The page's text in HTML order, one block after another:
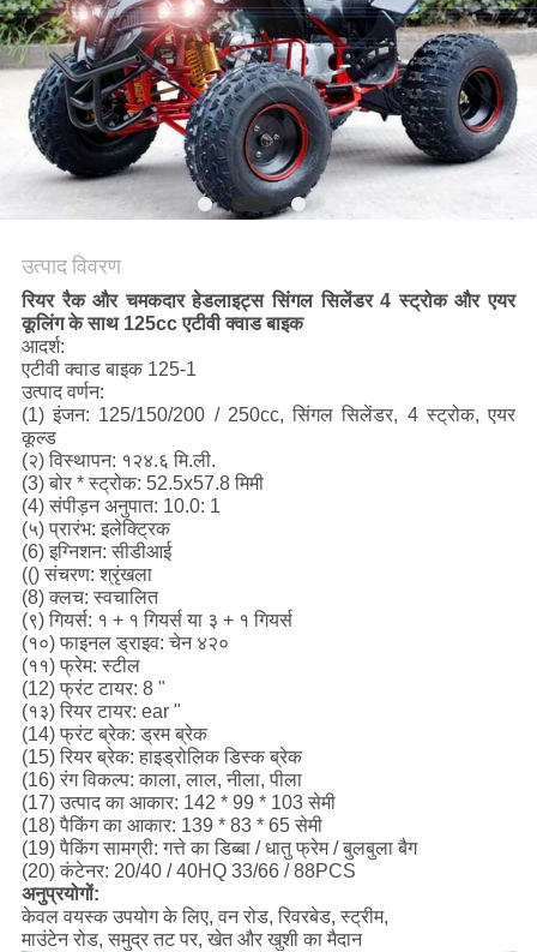
गोपनीयता
नीति
उत्पाद विवरण
रियर रैक और चमकदार हेडलाइट्स सिंगल सिलेंडर 4 स्ट्रोक और एयर
कूलिंग के साथ 125cc एटीवी क्वाड बाइक
आदर्श:
एटीवी क्वाड बाइक 125-1
उत्पाद वर्णन:
(1) इंजन: 125/150/200 / 250cc, सिंगल सिलेंडर, 4 स्ट्रोक, एयर
कूल्ड
(२) विस्थापन: १२४.६ मि.ली.
(3) बोर * स्ट्रोक: 52.5x57.8 मिमी
(4) संपीड़न अनुपात: 10.0: 1
(५) प्रारंभ: इलेक्ट्रिक
(6) इग्निशन: सीडीआई
(() संचरण: श्रृंखला
(8) क्लच: स्वचालित
(९) गियर्स: १ + १ गियर्स या ३ + १ गियर्स
(१०) फाइनल ड्राइव: चेन ४२०
(११) फ्रेम: स्टील
(12) फ्रंट टायर: 8 "
(१३) रियर टायर: ear "
(14) फ्रंट ब्रेक: ड्रम ब्रेक
(15) रियर ब्रेक: हाइड्रोलिक डिस्क ब्रेक
(16) रंग विकल्प: काला, लाल, नीला, पीला
(17) उत्पाद का आकार: 142 * 99 * 103 सेमी
(18) पैकिंग का आकार: 139 * 83 * 65 सेमी
(19) पैकिंग सामग्री: गत्ते का डिब्बा / धातु फ्रेम / बुलबुला बैग
(20) कंटेनर: 20/40 / 40HQ 33/66 / 88PCS
अनुप्रयोगों:
केवल वयस्क उपयोग के लिए, वन रोड, रिवरबेड, स्ट्रीम,
माउंटेन रोड, समुद्र तट पर, खेत और खुशी का मैदान